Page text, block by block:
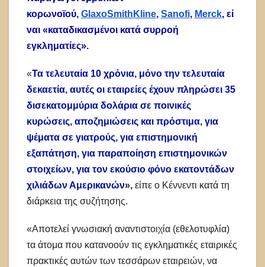
κορωνοϊού, GlaxoSmithKline, Sanofi, Merck, εί
ναι «καταδικασμένοι κατά συρροή
εγκληματίες».
«Τα τελευταία 10 χρόνια, μόνο την τελευταία
δεκαετία, αυτές οι εταιρείες έχουν πληρώσει 35
δισεκατομμύρια δολάρια σε ποινικές
κυρώσεις, αποζημιώσεις και πρόστιμα, για
ψέματα σε γιατρούς, για επιστημονική
εξαπάτηση, για παραποίηση επιστημονικών
στοιχείων, για τον εκούσιο φόνο εκατοντάδων
χιλιάδων Αμερικανών», είπε ο Κέννεντι κατά τη
διάρκεια της συζήτησης.
«Αποτελεί γνωσιακή αναντιστοιχία (εθελοτυφλία)
τα άτομα που κατανοούν τις εγκληματικές εταιρικές
πρακτικές αυτών των τεσσάρων εταιρειών, να